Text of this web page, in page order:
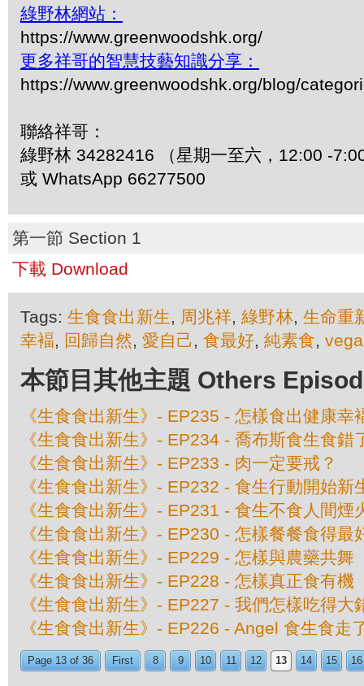
綠野林網站：
https://www.greenwoodshk.org/
更多祥哥的智慧技藝知識分享：
https://www.greenwoodshk.org/blog/
聯絡祥哥：
綠野林 34282416 （星期一至六，12:00 -
或 WhatsApp 66277500
第一節 Section 1
下載 Download
Tags:生食食出新生, 周兆祥,綠野林, 生命重
幸褔, 回歸自然, 愛自己, 食最好, 純素食,
本節目其他主題 Others
《生食食出新生》- EP235 - 怎樣食出健康幸
《生食食出新生》- EP234 - 喬布斯食生食錯
《生食食出新生》- EP233 - 肉一定要戒？
《生食食出新生》- EP232 - 食生行動開始新
《生食食出新生》- EP231 - 食生不食人間煙
《生食食出新生》- EP230 - 怎樣餐餐食得最
《生食食出新生》- EP229 - 怎樣與農藥共舞
《生食食出新生》- EP228 - 怎樣真正食有機
《生食食出新生》- EP227 - 我們怎樣吃得大
《生食食出新生》- EP226 - Angel 食生食走
Page 13 of 36 First 8 9 10 11 12 13 14 15 16